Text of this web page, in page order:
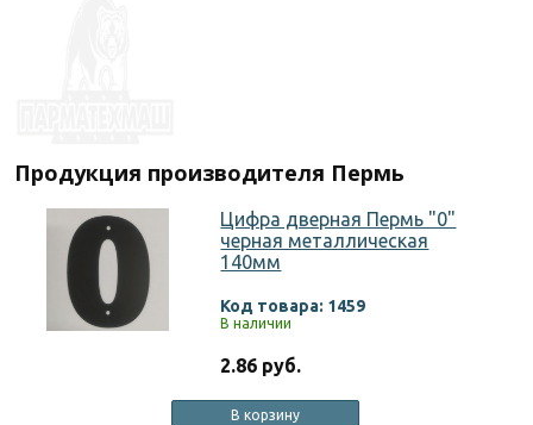
Продукция производителя Пермь
Цифра дверная Пермь "0"
черная металлическая
140мм
Код товара: 1459
В наличии
2.86 руб.
В корзину